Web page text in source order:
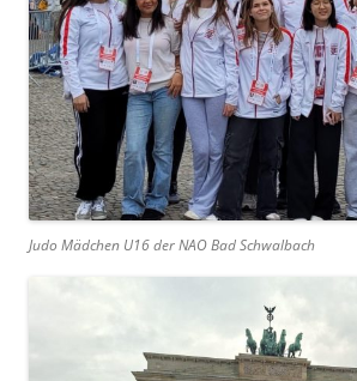
Judo Mädchen U16 der NAO Bad Schwalbach